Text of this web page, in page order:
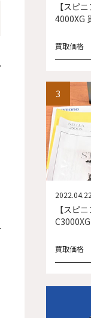
【スピ
4000XG
買取価格
【スピ
2022.04.22
買取価格